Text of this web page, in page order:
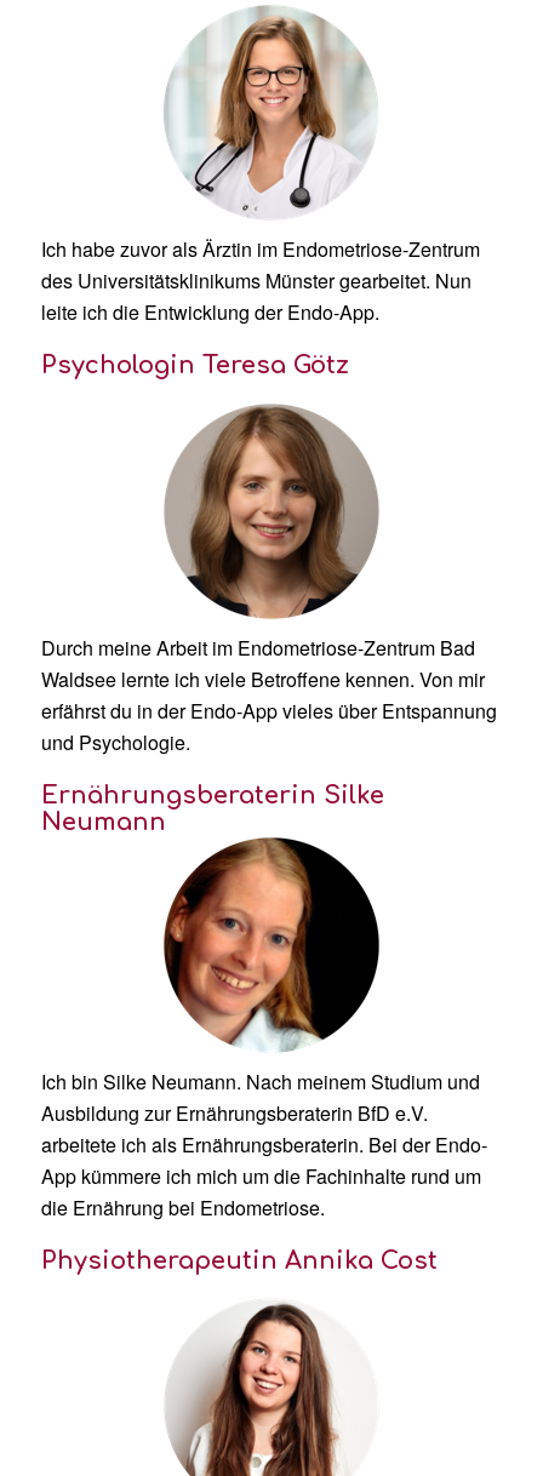
Ich habe zuvor als Ärztin im Endometriose-Zentrum
des Universitätsklinikums Münster gearbeitet. Nun
leite ich die Entwicklung der Endo-App.
Psychologin Teresa Götz
Durch meine Arbeit im Endometriose-Zentrum Bad
Waldsee lernte ich viele Betroffene kennen. Von mir
erfährst du in der Endo-App vieles über Entspannung
und Psychologie.
Ernährungsberaterin Silke
Neumann
Ich bin Silke Neumann. Nach meinem Studium und
Ausbildung zur Ernährungsberaterin BfD e.V.
arbeitete ich als Ernährungsberaterin. Bei der Endo-
App kümmere ich mich um die Fachinhalte rund um
die Ernährung bei Endometriose.
Physiotherapeutin Annika Cost